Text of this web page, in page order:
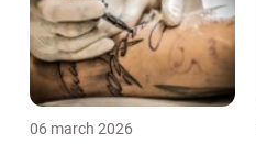
06 march 2026